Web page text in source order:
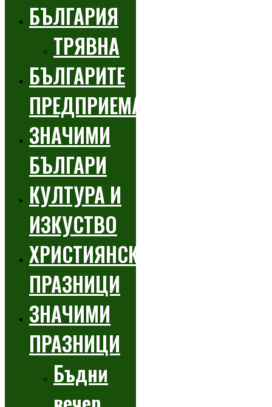
БЪЛГАРИЯ
ТРЯВНА
БЪЛГАРИТЕ
ПРЕДПРИЕМАЧИ
ЗНАЧИМИ
БЪЛГАРИ
КУЛТУРА И
ИЗКУСТВО
ХРИСТИЯНСКИ
ПРАЗНИЦИ
ЗНАЧИМИ
ПРАЗНИЦИ
Бъдни